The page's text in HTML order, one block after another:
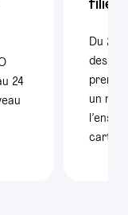
24
Du 25
des
un
carte